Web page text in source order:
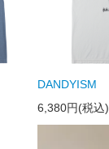
DANDYISM
6,380円(税込)